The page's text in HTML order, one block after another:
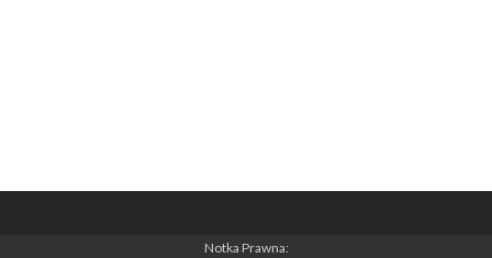
Notka Prawna: